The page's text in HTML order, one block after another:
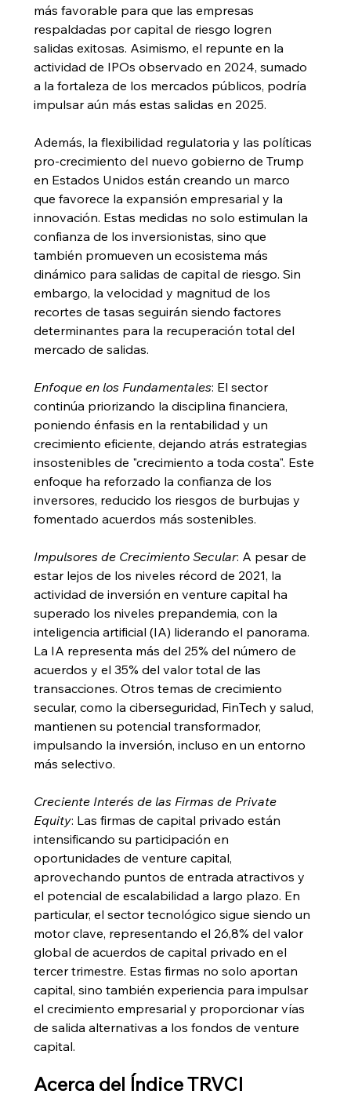
más favorable para que las empresas
respaldadas por capital de riesgo logren
salidas exitosas. Asimismo, el repunte en la
actividad de IPOs observado en 2024, sumado
a la fortaleza de los mercados públicos, podría
impulsar aún más estas salidas en 2025.
Además, la flexibilidad regulatoria y las políticas
pro-crecimiento del nuevo gobierno de Trump
en Estados Unidos están creando un marco
que favorece la expansión empresarial y la
innovación. Estas medidas no solo estimulan la
confianza de los inversionistas, sino que
también promueven un ecosistema más
dinámico para salidas de capital de riesgo. Sin
embargo, la velocidad y magnitud de los
recortes de tasas seguirán siendo factores
determinantes para la recuperación total del
mercado de salidas.
Enfoque en los Fundamentales: El sector
continúa priorizando la disciplina financiera,
poniendo énfasis en la rentabilidad y un
crecimiento eficiente, dejando atrás estrategias
insostenibles de "crecimiento a toda costa". Este
enfoque ha reforzado la confianza de los
inversores, reducido los riesgos de burbujas y
fomentado acuerdos más sostenibles.
Impulsores de Crecimiento Secular: A pesar de
estar lejos de los niveles récord de 2021, la
actividad de inversión en venture capital ha
superado los niveles prepandemia, con la
inteligencia artificial (IA) liderando el panorama.
La IA representa más del 25% del número de
acuerdos y el 35% del valor total de las
transacciones. Otros temas de crecimiento
secular, como la ciberseguridad, FinTech y salud,
mantienen su potencial transformador,
impulsando la inversión, incluso en un entorno
más selectivo.
Creciente Interés de las Firmas de Private
Equity: Las firmas de capital privado están
intensificando su participación en
oportunidades de venture capital,
aprovechando puntos de entrada atractivos y
el potencial de escalabilidad a largo plazo. En
particular, el sector tecnológico sigue siendo un
motor clave, representando el 26,8% del valor
global de acuerdos de capital privado en el
tercer trimestre. Estas firmas no solo aportan
capital, sino también experiencia para impulsar
el crecimiento empresarial y proporcionar vías
de salida alternativas a los fondos de venture
capital.
Acerca del Índice TRVCI